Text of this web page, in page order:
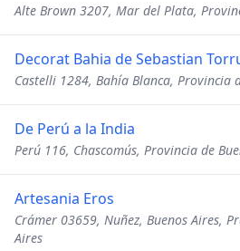
Alte Brown 3207, Mar del Plata,
Decorat Bahia de Sebastian
Castelli 1284, Bahía Blanca, Provincia
De Perú a la India
Perú 116, Chascomús, Provincia de
Artesania Eros
Crámer 03659, Nuñez, Buenos Aires,
Aires